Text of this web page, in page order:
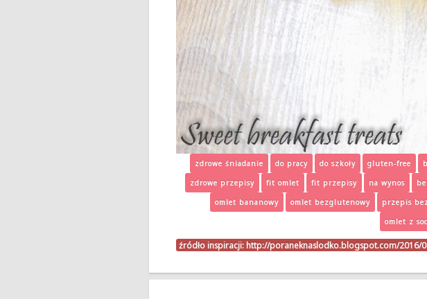
zdrowe śniadanie do pracy do szkoły gluten-free
zdrowe przepisy
fit omlet fit przepisy na wynos
omlet bananowy
omlet bezglutenowy przepis
omlet z
źródło inspiracji: http://poraneknaslodko.blogspot.com/2016/